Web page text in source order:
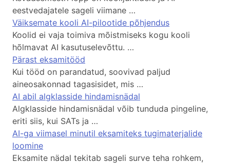
eestvedajatele sageli viimane …
Väiksemate kooli AI-pilootide põhjendus
Koolid ei vaja toimiva mõistmiseks kogu kooli
hõlmavat AI kasutuselevõttu. …
Pärast eksamitööd
Kui tööd on parandatud, soovivad paljud
aineosakonnad tagasisidet, mis …
AI abil algklasside hindamisnädal
Algklasside hindamisnädal võib tunduda pingeline,
eriti siis, kui SATs ja …
AI-ga viimasel minutil eksamiteks tugimaterjalide
loomine
Eksamite nädal tekitab sageli surve teha rohkem,